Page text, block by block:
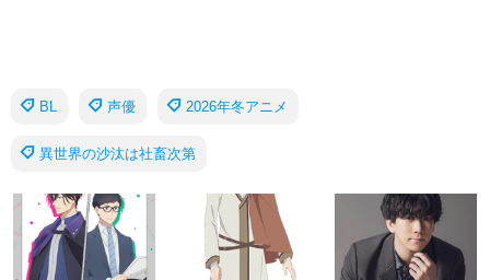
BL 声優 2026年冬アニメ
異世界の沙汰は社畜次第